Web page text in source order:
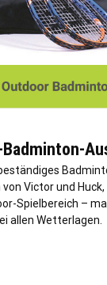
Victor und
Spielbereich –
allen Wetterlagen.